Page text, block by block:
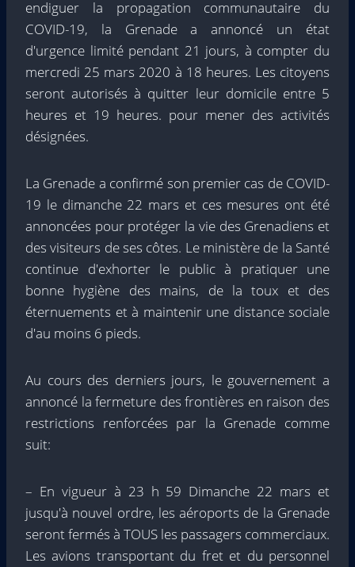
endiguer la propagation communautaire du
COVID-19, la Grenade a annoncé un état
d'urgence limité pendant 21 jours, à compter du
mercredi 25 mars 2020 à 18 heures. Les citoyens
seront autorisés à quitter leur domicile entre 5
heures et 19 heures. pour mener des activités
désignées.
La Grenade a confirmé son premier cas de COVID-
19 le dimanche 22 mars et ces mesures ont été
annoncées pour protéger la vie des Grenadiens et
des visiteurs de ses côtes. Le ministère de la Santé
continue d'exhorter le public à pratiquer une
bonne hygiène des mains, de la toux et des
éternuements et à maintenir une distance sociale
d'au moins 6 pieds.
Au cours des derniers jours, le gouvernement a
annoncé la fermeture des frontières en raison des
restrictions renforcées par la Grenade comme
suit:
– En vigueur à 23 h 59 Dimanche 22 mars et
jusqu'à nouvel ordre, les aéroports de la Grenade
seront fermés à TOUS les passagers commerciaux.
Les avions transportant du fret et du personnel